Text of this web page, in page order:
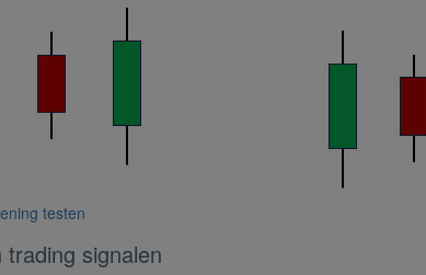
testen
trading signalen